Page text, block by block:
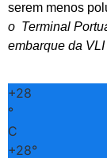
+28
°
C
+28°
serem menos
o Terminal
embarque da